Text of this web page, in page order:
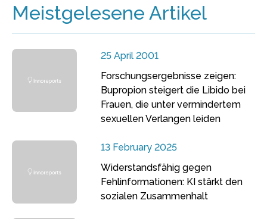
Meistgelesene Artikel
25 April 2001
Forschungsergebnisse zeigen:
Bupropion steigert die Libido bei
Frauen, die unter vermindertem
sexuellen Verlangen leiden
13 February 2025
Widerstandsfähig gegen
Fehlinformationen: KI stärkt den
sozialen Zusammenhalt